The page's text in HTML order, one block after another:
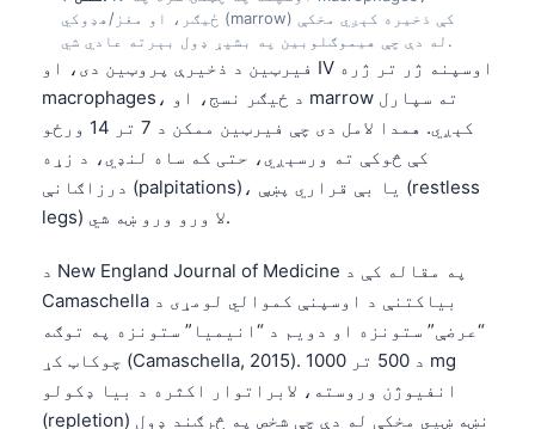
ځیګر، او مغز/هډوکي (marrow) کې ذخیره کېږي مخکې
له دې چې هیموګلوبین په بشپړ ډول بېرته عادي شي.
فیرټین د ذخیرې پروټین دی، او IV اوسپنه ژر تر ژره
macrophages، د ځیګر نسج، او marrow ته سپارل
کېږي. همدا لامل دی چې فیرټین ممکن د 7 تر 14 ورځو
کې څوکې ته ورسېږي، حتی که ساه لنډي، د زړه
درزاګانې (palpitations)، یا بې قراري پښې (restless
legs) لا ورو ورو ښه شي.
د New England Journal of Medicine په مقاله کې د
Camaschella بیاکتنې د اوسپنې کموالي لومړی د
“عرضې” ستونزه او دویم د “انیمیا” ستونزه په توګه
چوکاټ کړ (Camaschella, 2015). د 500 تر 1000 mg
انفیوژن وروسته، لابراتوار اکثره د بیا ډکولو
(repletion) نښه ښيي مخکې له دې چې شخص په څرګند ډول